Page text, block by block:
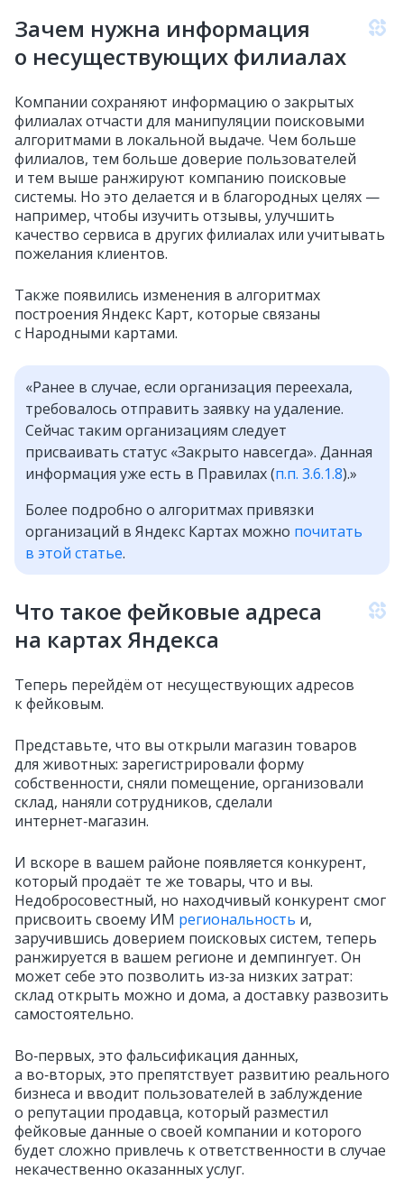
Зачем нужна информация
о несуществующих филиалах
Компании сохраняют информацию о закрытых
филиалах отчасти для манипуляции поисковыми
алгоритмами в локальной выдаче. Чем больше
филиалов, тем больше доверие пользователей
и тем выше ранжируют компанию поисковые
системы. Но это делается и в благородных целях —
например, чтобы изучить отзывы, улучшить
качество сервиса в других филиалах или учитывать
пожелания клиентов.
Также появились изменения в алгоритмах
построения Яндекс Карт, которые связаны
с Народными картами.
«Ранее в случае, если организация переехала,
требовалось отправить заявку на удаление.
Сейчас таким организациям следует
присваивать статус «Закрыто навсегда». Данная
информация уже есть в Правилах (п.п. 3.6.1.8).»
Более подробно о алгоритмах привязки
организаций в Яндекс Картах можно почитать
в этой статье.
Что такое фейковые адреса
на картах Яндекса
Теперь перейдём от несуществующих адресов
к фейковым.
Представьте, что вы открыли магазин товаров
для животных: зарегистрировали форму
собственности, сняли помещение, организовали
склад, наняли сотрудников, сделали
интернет‑магазин.
И вскоре в вашем районе появляется конкурент,
который продаёт те же товары, что и вы.
Недобросовестный, но находчивый конкурент смог
присвоить своему ИМ региональность и,
заручившись доверием поисковых систем, теперь
ранжируется в вашем регионе и демпингует. Он
может себе это позволить из‑за низких затрат:
склад открыть можно и дома, а доставку развозить
самостоятельно.
Во‑первых, это фальсификация данных,
а во‑вторых, это препятствует развитию реального
бизнеса и вводит пользователей в заблуждение
о репутации продавца, который разместил
фейковые данные о своей компании и которого
будет сложно привлечь к ответственности в случае
некачественно оказанных услуг.